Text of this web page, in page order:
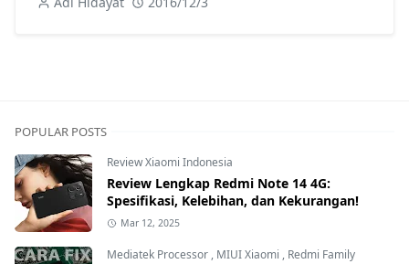
Lengkapnya + Video
POPULAR POSTS
Review Xiaomi Indonesia
Review Lengkap Redmi Note 14 4G:
Spesifikasi, Kelebihan, dan Kekurangan!
Mar 12, 2025
Mediatek Processor , MIUI Xiaomi , Redmi Family